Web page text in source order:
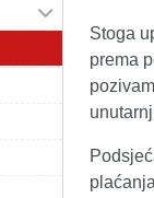
Stoga
prema